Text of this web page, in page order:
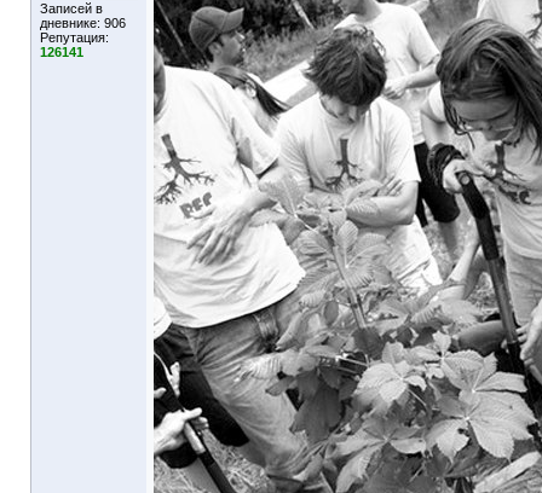
Записей в
дневнике: 906
Репутация:
126141